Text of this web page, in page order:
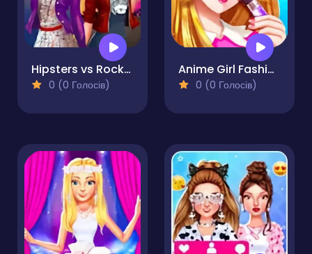
Hipsters vs Rockers
0 (0 Голосів)
Anime Girl Fashion Make Up
0 (0 Голосів)